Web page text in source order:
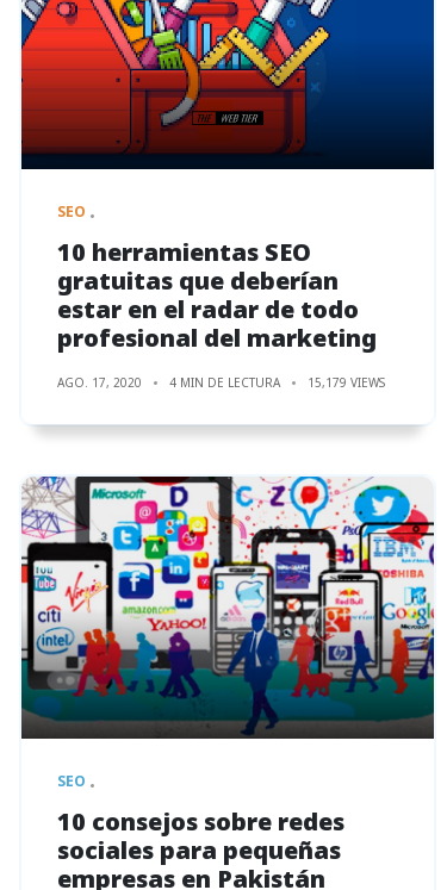
SEO
10 herramientas SEO
gratuitas que deberían
estar en el radar de todo
profesional del marketing
AGO. 17, 2020 4 MIN DE LECTURA 15,179 VIEWS
SEO
10 consejos sobre redes
sociales para pequeñas
empresas en Pakistán